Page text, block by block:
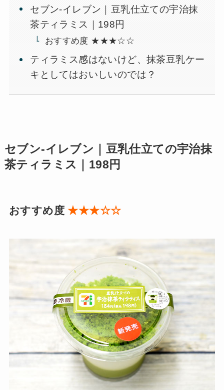
セブン-イレブン｜豆乳仕立ての宇治抹
茶ティラミス｜198円
おすすめ度 ★★★☆☆
ティラミス感はないけど、抹茶豆乳ケー
キとしてはおいしいのでは？
セブン-イレブン｜豆乳仕立ての宇治抹
茶ティラミス｜198円
おすすめ度★★★☆☆